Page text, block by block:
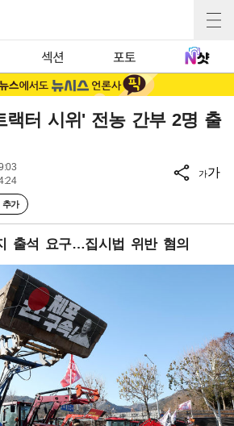
섹션 포토
랙터 시위' 전농 간부 2명 출
추가
가가
출석 요구…집시법 위반 혐의